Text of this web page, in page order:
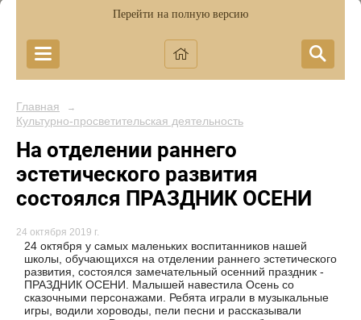
Перейти на полную версию
Главная →
Культурно-просветительская деятельность
На отделении раннего
эстетического развития
состоялся ПРАЗДНИК ОСЕНИ
24 октября 2019 г.
24 октября у самых маленьких воспитанников нашей
школы, обучающихся на отделении раннего эстетического
развития, состоялся замечательный осенний праздник -
ПРАЗДНИК ОСЕНИ. Малышей навестила Осень со
сказочными персонажами. Ребята играли в музыкальные
игры, водили хороводы, пели песни и рассказывали